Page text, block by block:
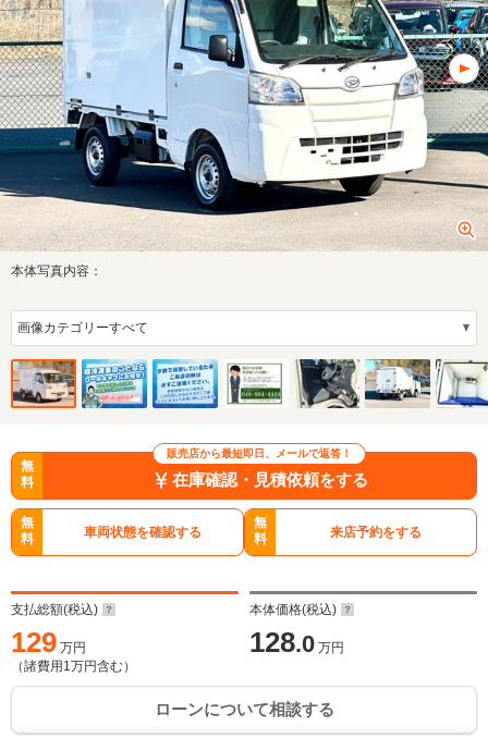
本体写真内容：
販売店から最短即日、メールで返答！
無
料
在庫確認・見積依頼をする
無
料
車両状態を確認する
無
料
来店予約をする
支払総額(税込)
129 万円
（諸費用 1万円含む）
本体価格(税込)
128.0 万円
ローンについて相談する